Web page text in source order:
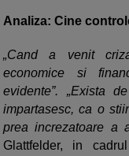
Analiza: Cine
„Cand a venit
economice si
evidente”. „Exista
impartasesc, ca o
prea increzatoare a
Glattfelder, in